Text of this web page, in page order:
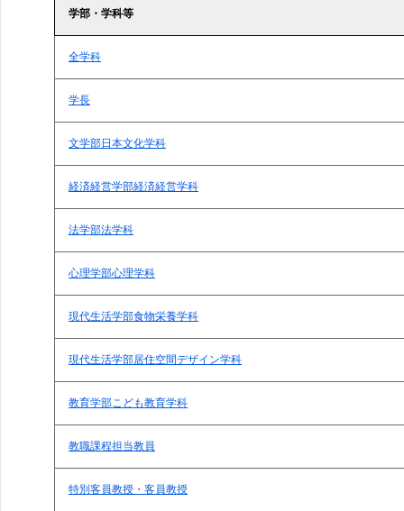
学部・学科等
全学科
学長
文学部日本文化学科
経済経営学部経済経営学科
法学部法学科
心理学部心理学科
現代生活学部食物栄養学科
現代生活学部居住空間デザイン学科
教育学部こども教育学科
教職課程担当教員
特別客員教授・客員教授